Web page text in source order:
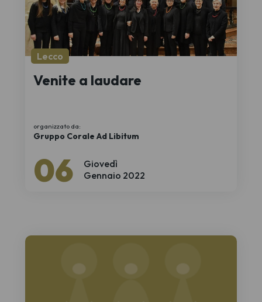
Giovedì
06 Gennaio 2022
Lecco
Venite a laudare
organizzato da:
Gruppo Corale Ad Libitum